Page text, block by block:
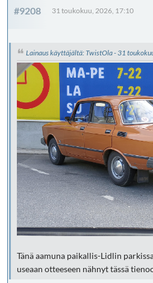
#9208 31 toukokuu, 2026, 17:10
Lainaus käyttäjältä: TwistOla - 31
Tänä aamuna paikallis-Lidlin
useaan otteeseen nähnyt tässä